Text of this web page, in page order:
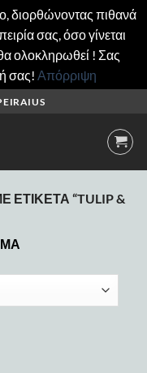
διορθώνοντας πιθανά
σας, όσο γίνεται
ολοκληρωθεί ! Σας
σας! Απόρριψη
ΕΤΙΚΈΤΑ “TULIP &